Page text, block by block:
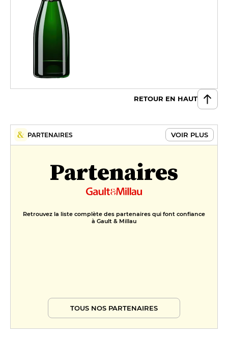
RETOUR EN HAUT
PARTENAIRES VOIR PLUS
Partenaires
Retrouvez la liste complète des partenaires qui font confiance
à Gault & Millau
TOUS NOS PARTENAIRES